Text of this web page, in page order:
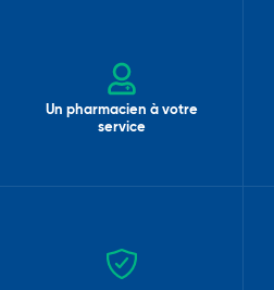
Un pharmacien à votre
service